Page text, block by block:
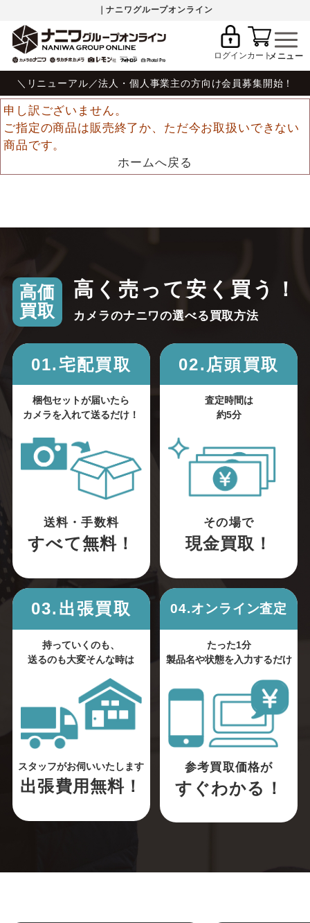
｜ナニワグループオンライン
ログインカート
＼リニューアル／法人・個人事業主の方向け会員募集開始！
申し訳ございません。
ご指定の商品は販売終了か、ただ今お取扱いできない
商品です。
ホームへ戻る
高価
買取
高く売って安く買う！
カメラのナニワの選べる買取方法
01.宅配買取
梱包セットが届いたら
カメラを入れて送るだけ！
送料・手数料
すべて無料！
02.店頭買取
査定時間は
約5分
その場で
現金買取！
03.出張買取
持っていくのも、
送るのも大変そんな時は
スタッフがお伺いいたします
出張費用無料！
04.オンライン査定
たった1分
製品名や状態を入力するだけ
参考買取価格が
すぐわかる！